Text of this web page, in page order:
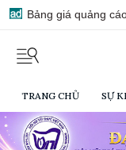
Bảng giá quảng
TRANG CHỦ SỰ